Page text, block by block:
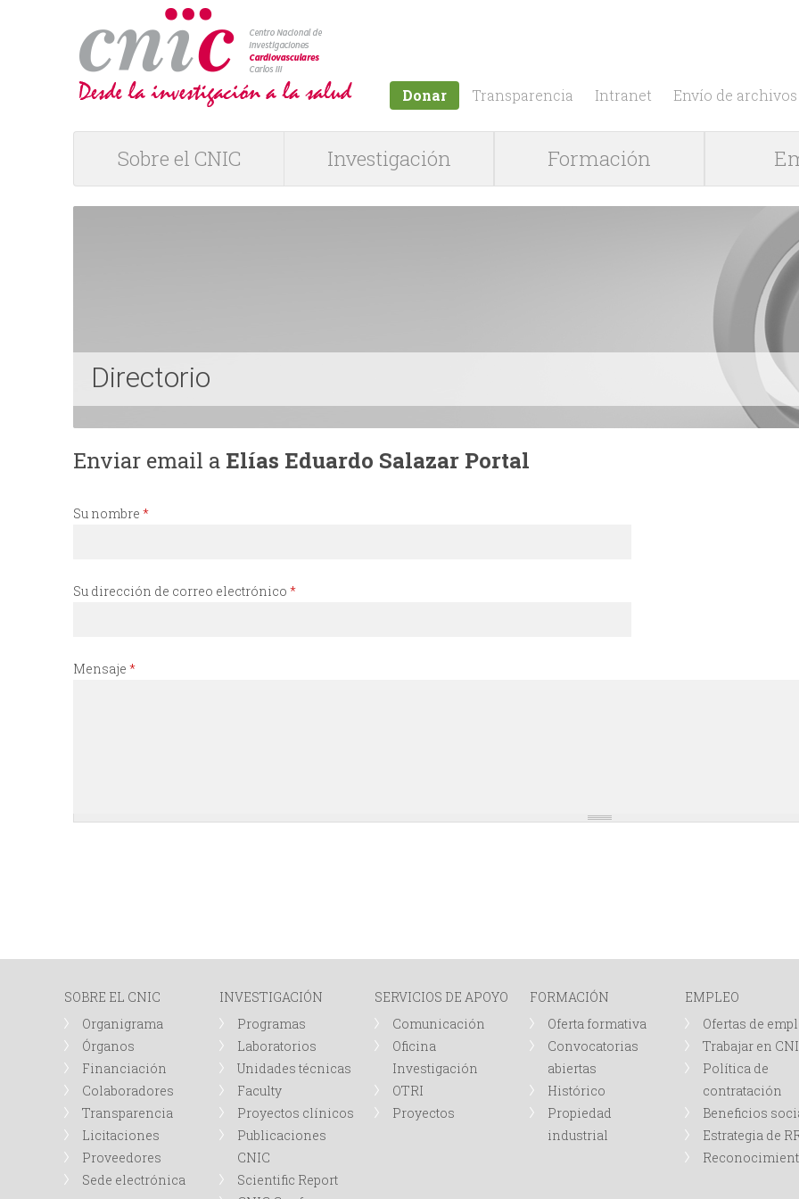
Donar Transparencia Intranet Envío de archivos
e
P
I
N
C
P
Sobre el CNIC Investigación Formación
Directorio
Enviar email a Elías Eduardo Salazar Portal
Su nombre *
Su dirección de correo electrónico *
Mensaje *
SOBRE EL CNIC
Organigrama
Órganos
Financiación
Colaboradores
Transparencia
Licitaciones
Proveedores
Sede electrónica
INVESTIGACIÓN
Programas
Laboratorios
Unidades técnicas
Faculty
Proyectos clínicos
Publicaciones
CNIC
Scientific Report
SERVICIOS DE APOYO
Comunicación
Oficina
Investigación
OTRI
Proyectos
FORMACIÓN
Oferta formativa
Convocatorias
abiertas
Histórico
Propiedad
industrial
EMPLEO
Ofertas de
Trabajar en
Política de
contratación
Beneficios
Estrategia de